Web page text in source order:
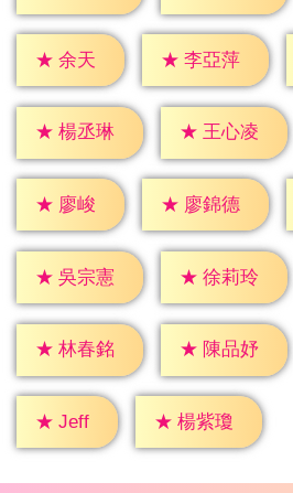
★ 余天 ★ 李亞萍
★ 楊丞琳 ★ 王心凌
★ 廖峻 ★ 廖錦德
★ 吳宗憲 ★ 徐莉玲
★ 林春銘 ★ 陳品妤
★ Jeff ★ 楊紫瓊